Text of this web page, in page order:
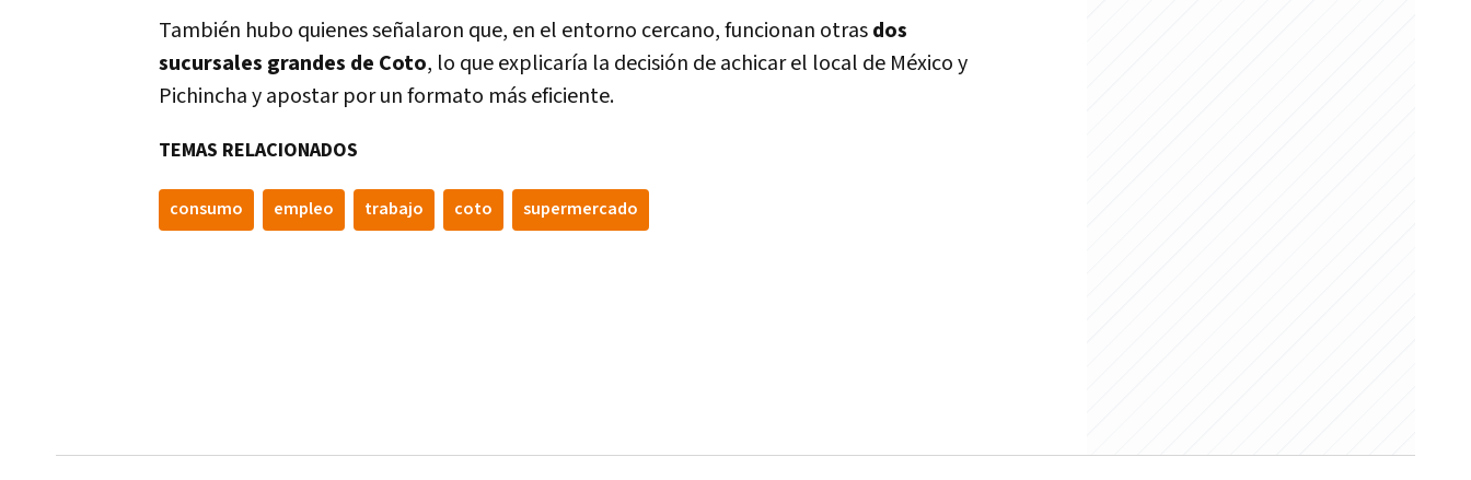
También hubo quienes señalaron que, en el entorno cercano, funcionan otrasdos
sucursales grandes de Coto, lo que explicaría la decisión de achicar el local de México y
Pichincha y apostar por un formato más eficiente.
TEMAS RELACIONADOS
consumo empleo trabajo coto supermercado